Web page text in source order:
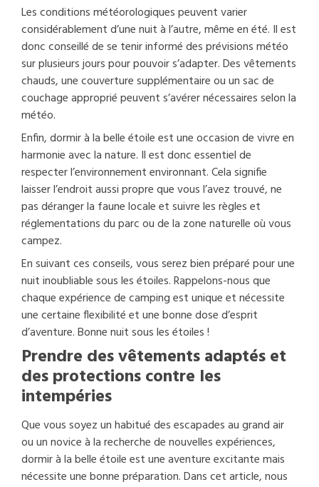
Les conditions météorologiques peuvent varier
considérablement d’une nuit à l’autre, même en été. Il est
donc conseillé de se tenir informé des prévisions météo
sur plusieurs jours pour pouvoir s’adapter. Des vêtements
chauds, une couverture supplémentaire ou un sac de
couchage approprié peuvent s’avérer nécessaires selon la
météo.
Enfin, dormir à la belle étoile est une occasion de vivre en
harmonie avec la nature. Il est donc essentiel de
respecter l’environnement environnant. Cela signifie
laisser l’endroit aussi propre que vous l’avez trouvé, ne
pas déranger la faune locale et suivre les règles et
réglementations du parc ou de la zone naturelle où vous
campez.
En suivant ces conseils, vous serez bien préparé pour une
nuit inoubliable sous les étoiles. Rappelons-nous que
chaque expérience de camping est unique et nécessite
une certaine flexibilité et une bonne dose d’esprit
d’aventure. Bonne nuit sous les étoiles !
Prendre des vêtements adaptés et
des protections contre les
intempéries
Que vous soyez un habitué des escapades au grand air
ou un novice à la recherche de nouvelles expériences,
dormir à la belle étoile est une aventure excitante mais
nécessite une bonne préparation. Dans cet article, nous